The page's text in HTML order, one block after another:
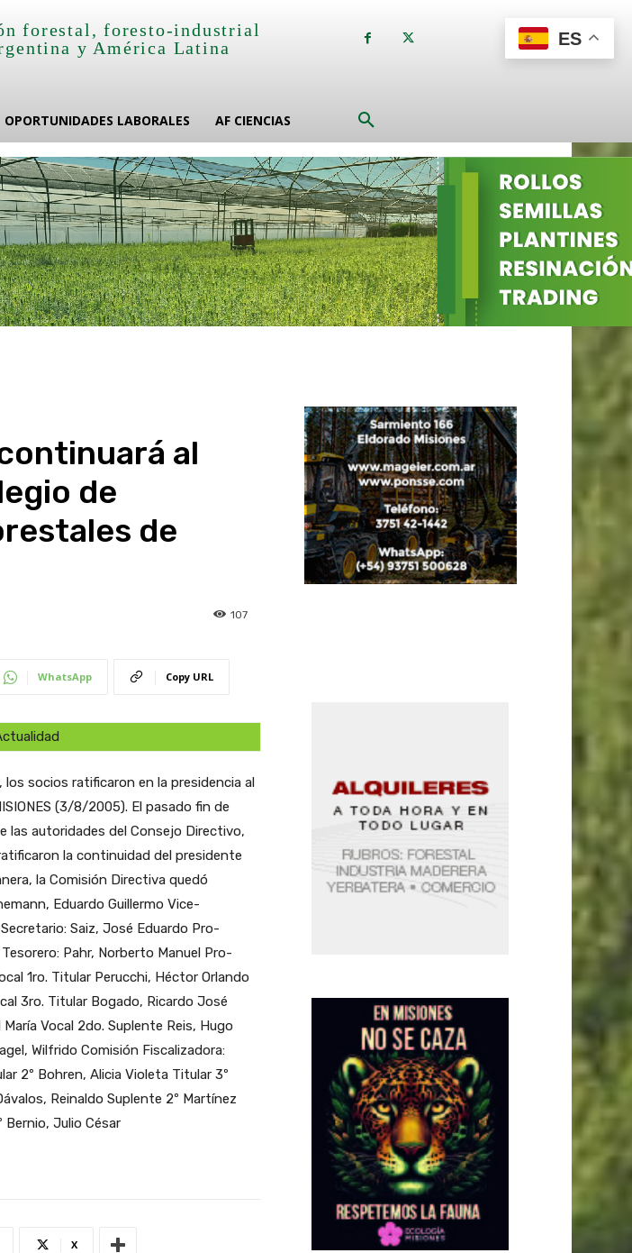
forestal, foresto-industrial
y América Latina
OPORTUNIDADES LABORALES AF CIENCIAS
al
de
de
107
WhatsApp Copy URL
los socios ratificaron en la presidencia al
(3/8/2005). El pasado fin de
las autoridades del Consejo Directivo,
la continuidad del presidente
la Comisión Directiva quedó
Eduardo Guillermo Vice-
Saiz, José Eduardo Pro-
Pahr, Norberto Manuel Pro-
1ro. Titular Perucchi, Héctor Orlando
3ro. Titular Bogado, Ricardo José
Vocal 2do. Suplente Reis, Hugo
Wilfrido Comisión Fiscalizadora:
2º Bohren, Alicia Violeta Titular 3º
Reinaldo Suplente 2º Martínez
Julio César
X
ES